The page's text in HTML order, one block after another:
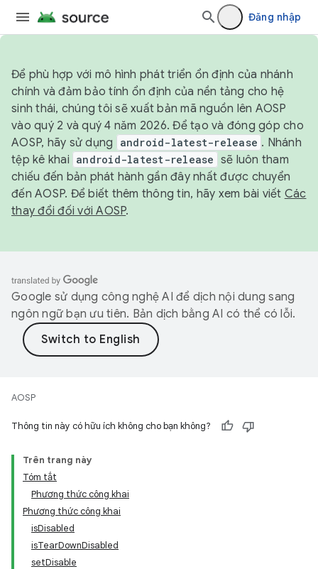
Đăng nhập
Để phù hợp với mô hình phát triển ổn định của nhánh
chính và đảm bảo tính ổn định của nền tảng cho hệ
sinh thái, chúng tôi sẽ xuất bản mã nguồn lên AOSP
vào quý 2 và quý 4 năm 2026. Để tạo và đóng góp cho
AOSP, hãy sử dụng
android-latest-release . Nhánh
tệp kê khai android-latest-release sẽ luôn tham
chiếu đến bản phát hành gần đây nhất được chuyển
đến AOSP. Để biết thêm thông tin, hãy xem bài viết Các
thay đổi đối với AOSP.
Google sử dụng công nghệ AI để dịch nội dung sang
ngôn ngữ bạn ưu tiên. Bản dịch bằng AI có thể có lỗi.
AOSP
Thông tin này có hữu ích không cho bạn không?
Trên trang này
Tóm tắt
Phương thức công khai
Phương thức công khai
isDisabled
isTearDownDisabled
setDisable